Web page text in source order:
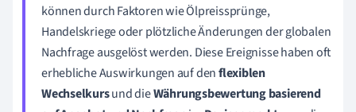
können durch Faktoren wie Ölpreissprünge,
Handelskriege oder plötzliche Änderungen der globalen
Nachfrage ausgelöst werden. Diese Ereignisse haben oft
erhebliche Auswirkungen auf denflexiblen
Wechselkursund dieWährungsbewertung basierend